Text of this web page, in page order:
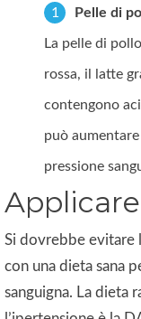
Pelle di
La pelle di
rossa, il latte
contengono
può
pressione
Si dovrebbe evitare
con una dieta sana
sanguigna. La dieta